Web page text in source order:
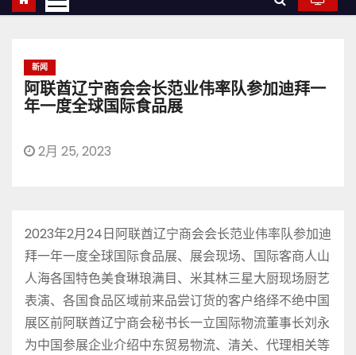
新闻
阿联酋辽宁商会会长范业伟率队参加迪拜一
年一度全球国际食品展
2月 25, 2023
2023年2月24日阿联酋辽宁商会会长范业伟率队参加迪
拜一年一度全球国际食品展、展会现场、国际客商人山
人海各国特色美食琳琅满目、米其林三星大厨现场厨艺
表演、各国食品区域前来品尝订货的客户络绎不绝中国
展区前阿联酋辽宁商会秘书长一立国际物流董事长刘永
为中国参展企业介绍中东贸易物流、清关、代理相关等